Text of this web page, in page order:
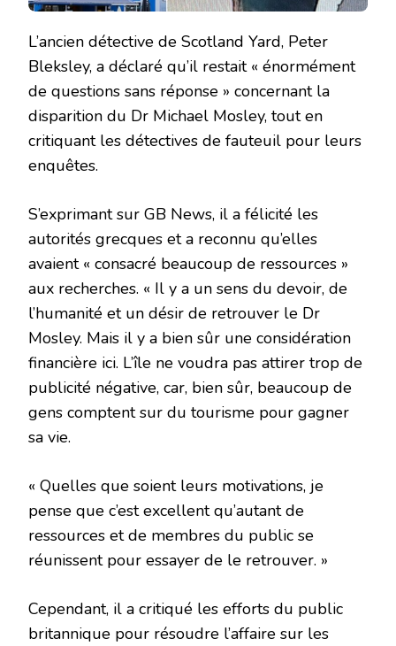
L’ancien détective de Scotland Yard, Peter
Bleksley, a déclaré qu’il restait « énormément
de questions sans réponse » concernant la
disparition du Dr Michael Mosley, tout en
critiquant les détectives de fauteuil pour leurs
enquêtes.
S’exprimant sur GB News, il a félicité les
autorités grecques et a reconnu qu’elles
avaient « consacré beaucoup de ressources »
aux recherches. « Il y a un sens du devoir, de
l’humanité et un désir de retrouver le Dr
Mosley. Mais il y a bien sûr une considération
financière ici. L’île ne voudra pas attirer trop de
publicité négative, car, bien sûr, beaucoup de
gens comptent sur du tourisme pour gagner
sa vie.
« Quelles que soient leurs motivations, je
pense que c’est excellent qu’autant de
ressources et de membres du public se
réunissent pour essayer de le retrouver. »
Cependant, il a critiqué les efforts du public
britannique pour résoudre l’affaire sur les